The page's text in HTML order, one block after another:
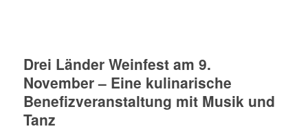
Drei Länder Weinfest am 9.
November – Eine kulinarische
Benefizveranstaltung mit Musik und
Tanz